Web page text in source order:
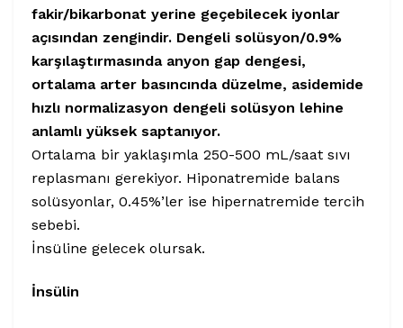
fakir/bikarbonat yerine geçebilecek iyonlar
açısından zengindir. Dengeli solüsyon/0.9%
karşılaştırmasında anyon gap dengesi,
ortalama arter basıncında düzelme, asidemide
hızlı normalizasyon dengeli solüsyon lehine
anlamlı yüksek saptanıyor.
Ortalama bir yaklaşımla 250-500 mL/saat sıvı
replasmanı gerekiyor. Hiponatremide balans
solüsyonlar, 0.45%’ler ise hipernatremide tercih
sebebi.
İnsüline gelecek olursak.
İnsülin